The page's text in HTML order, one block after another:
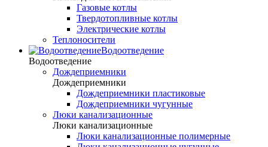
Газовые котлы
Твердотопливные котлы
Электрические котлы
Теплоносители
Водоотведение
Водоотведение
Дождеприемники
Дождеприемники
Дождеприемники пластиковые
Дождеприемники чугунные
Люки канализационные
Люки канализационные
Люки канализационные полимерные